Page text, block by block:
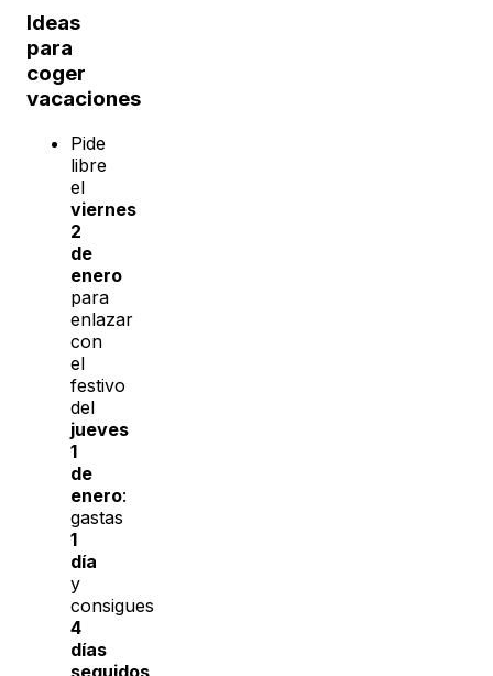
Ideas
para
coger
vacaciones
Pide
libre
el
viernes
2
de
enero
para
enlazar
con
el
festivo
del
jueves
1
de
enero:
gastas
1
día
y
consigues
4
días
seguidos